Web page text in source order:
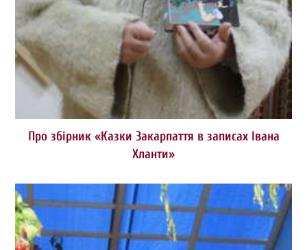
Про збірник «Казки Закарпаття в записах Івана
Хланти»